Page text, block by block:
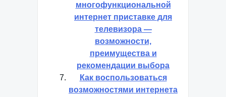
многофункциональной
интернет приставке для
телевизора —
возможности,
преимущества и
рекомендации выбора
Как воспользоваться
возможностями интернета